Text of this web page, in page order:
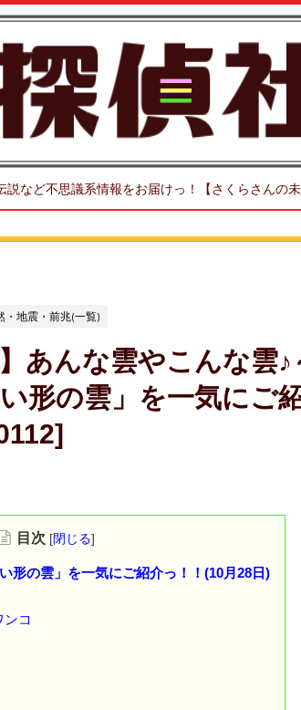
など不思議系情報をお届けっ！【さくらさんの未
・地震・前兆(一覧)
】あんな雲やこんな雲
形の雲」を一気にご
目次 [閉じる]
形の雲」を一気にご紹介っ！！(10月28日)
コ